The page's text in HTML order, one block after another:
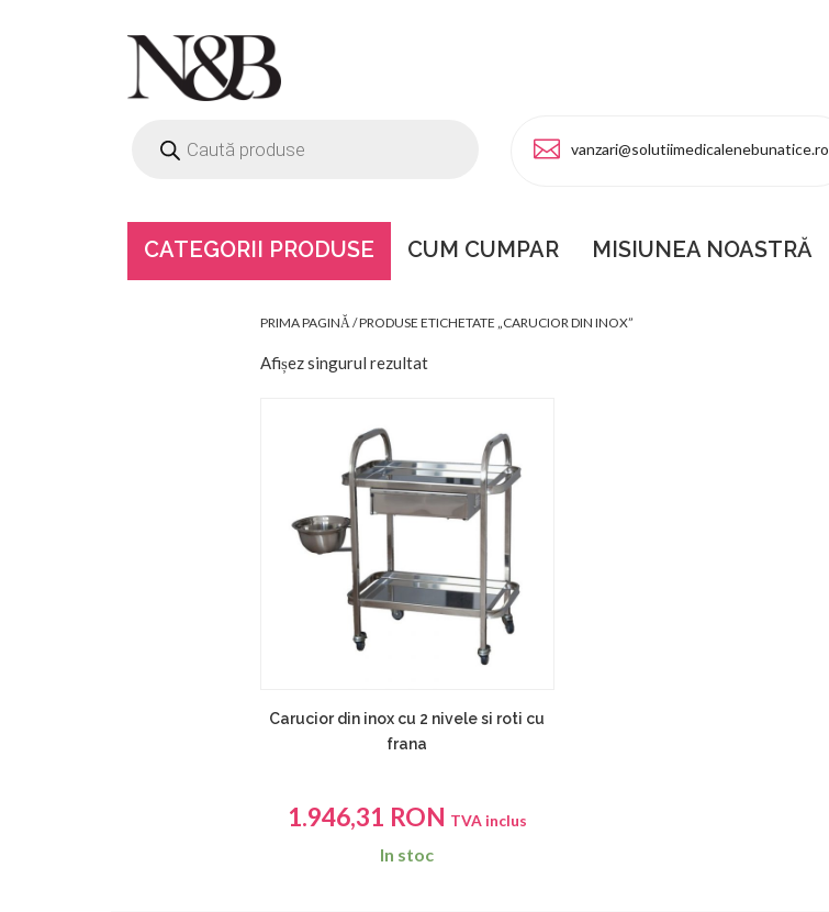
vanzari@solutiimedicalenebunatice.ro
CATEGORII PRODUSE CUM CUMPAR MISIUNEA NOASTRĂ
CARUCIOR DIN INOX
PRIMA PAGINĂ/ PRODUSE ETICHETATE „CARUCIOR DIN INOX”
Afișez singurul rezultat
Carucior din inox cu 2 nivele si roti cu
frana
1.946,31 RON TVA inclus
In stoc